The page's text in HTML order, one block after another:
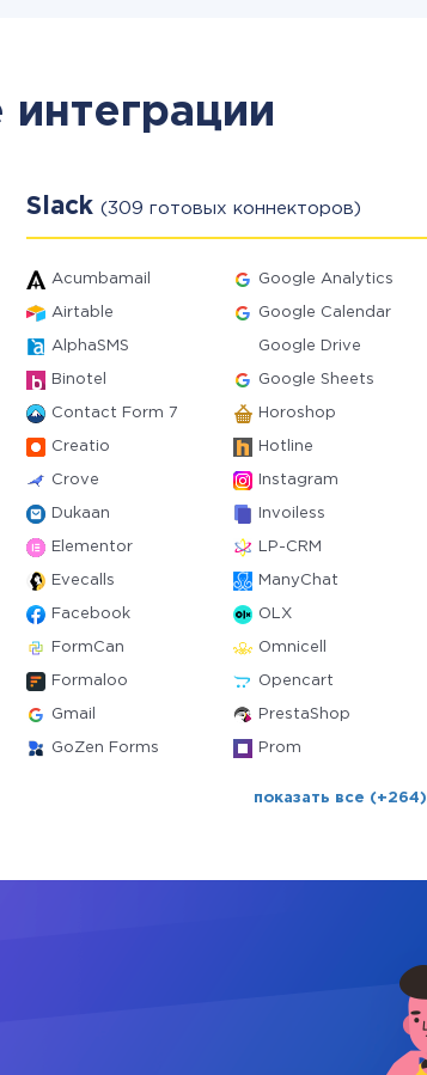
Slack (309 готовых коннекторов)
Acumbamail Google Analytics
Airtable Google Calendar
AlphaSMS Google Drive
Binotel Google Sheets
Contact Form 7 Horoshop
Creatio Hotline
Crove Instagram
Dukaan Invoiless
Elementor LP-CRM
Evecalls ManyChat
Facebook OLX
FormCan Omnicell
Formaloo Opencart
Gmail PrestaShop
GoZen Forms Prom
показать все (+264)